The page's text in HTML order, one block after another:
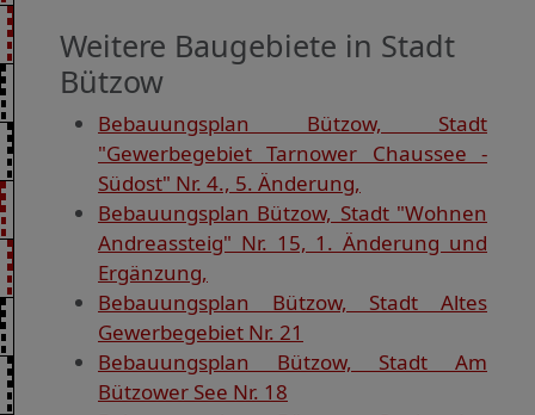
Weitere Baugebiete in Stadt
Bützow
Bebauungsplan Bützow, Stadt
"Gewerbegebiet Tarnower Chaussee -
Südost" Nr. 4., 5. Änderung,
Bebauungsplan Bützow, Stadt "Wohnen
Andreassteig" Nr. 15, 1. Änderung und
Ergänzung,
Bebauungsplan Bützow, Stadt Altes
Gewerbegebiet Nr. 21
Bebauungsplan Bützow, Stadt Am
Bützower See Nr. 18